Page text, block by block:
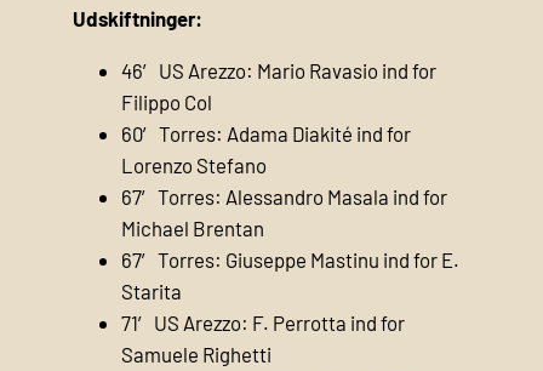
Udskiftninger:
46′ US Arezzo: Mario Ravasio ind for
Filippo Col
60′ Torres: Adama Diakité ind for
Lorenzo Stefano
67′ Torres: Alessandro Masala ind for
Michael Brentan
67′ Torres: Giuseppe Mastinu ind for E.
Starita
71′ US Arezzo: F. Perrotta ind for
Samuele Righetti